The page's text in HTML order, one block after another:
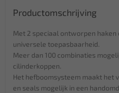
Productomschrijving
Met 2 speciaal ontworpen
universele toepasbaarheid.
Meer dan 100 combinaties
cilinderkoppen.
Het hefboomsysteem maakt het
en seals mogelijk in een